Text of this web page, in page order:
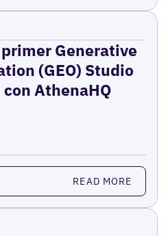
Generative
(GEO) Studio
AthenaHQ
READ MORE